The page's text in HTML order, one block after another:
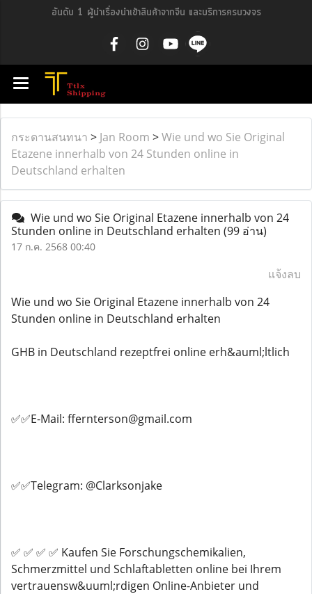
อันดับ 1 ผู้นำเรื่องนำเข้าสินค้าจากจีน และบริการครบวงจร
กระดานสนทนา > Jan Room >Wie und wo Sie Original
Etazene innerhalb von 24 Stunden online in
Deutschland erhalten
Wie und wo Sie Original Etazene innerhalb von 24
Stunden online in Deutschland erhalten (99 อ่าน)
17 ก.ค. 2568 00:40
แจ้งลบ
Wie und wo Sie Original Etazene innerhalb von 24
Stunden online in Deutschland erhalten
GHB in Deutschland rezeptfrei online erh&auml;ltlich
✅✅E-Mail: ffernterson@gmail.com
✅✅Telegram: @Clarksonjake
✅ ✅ ✅ ✅ Kaufen Sie Forschungschemikalien,
Schmerzmittel und Schlaftabletten online bei Ihrem
vertrauensw&uuml;rdigen Online-Anbieter und